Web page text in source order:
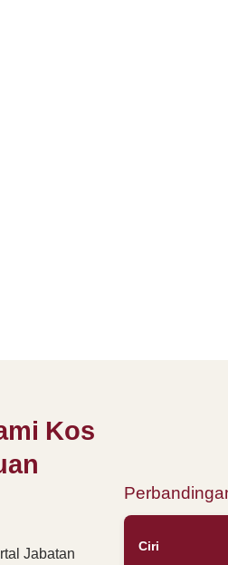
Kos
Jabatan
Ciri